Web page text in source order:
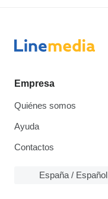
Empresa
Quiénes somos
Ayuda
Contactos
España / Español